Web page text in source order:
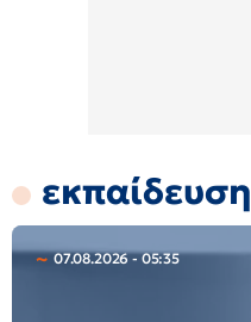
εκπαίδευση
07.08.2026 - 05:35